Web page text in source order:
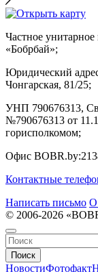
Частное
«Бобрбай»;
Юридический
Чонгарская, 81/25;
УНП 790676313,
№790676313 от
горисполкомом;
Офис BOBR.by:
Контактные
Написать письмо О
© 2006-2026
Поиск
НовостиФотофакт